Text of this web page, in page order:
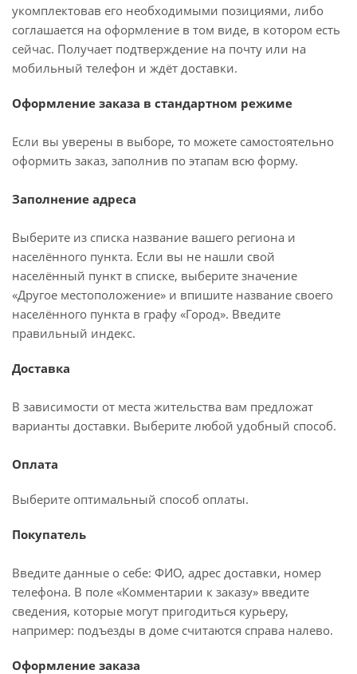
укомплектовав его необходимыми позициями, либо
соглашается на оформление в том виде, в котором есть
сейчас. Получает подтверждение на почту или на
мобильный телефон и ждёт доставки.
Оформление заказа в стандартном режиме
Если вы уверены в выборе, то можете самостоятельно
оформить заказ, заполнив по этапам всю форму.
Заполнение адреса
Выберите из списка название вашего региона и
населённого пункта. Если вы не нашли свой
населённый пункт в списке, выберите значение
«Другое местоположение» и впишите название своего
населённого пункта в графу «Город». Введите
правильный индекс.
Доставка
В зависимости от места жительства вам предложат
варианты доставки. Выберите любой удобный способ.
Оплата
Выберите оптимальный способ оплаты.
Покупатель
Введите данные о себе: ФИО, адрес доставки, номер
телефона. В поле «Комментарии к заказу» введите
сведения, которые могут пригодиться курьеру,
например: подъезды в доме считаются справа налево.
Оформление заказа